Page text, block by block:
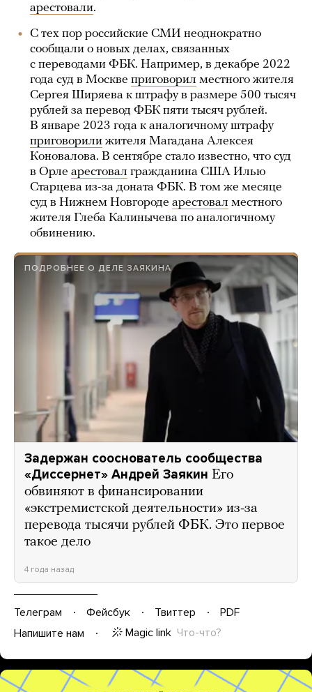
арестовали.
С тех пор российские СМИ неоднократно
сообщали о новых делах, связанных
с переводами ФБК. Например, в декабре 2022
года суд в Москве приговорил местного жителя
Сергея Ширяева к штрафу в размере 500 тысяч
рублей за перевод ФБК пяти тысяч рублей.
В январе 2023 года к аналогичному штрафу
приговорили жителя Магадана Алексея
Коновалова. В сентябре стало известно, что суд
в Орле арестовал гражданина США Илью
Старцева из-за доната ФБК. В том же месяце
суд в Нижнем Новгороде арестовал местного
жителя Глеба Калинычева по аналогичному
обвинению.
ПОДРОБНЕЕ О ДЕЛЕ ЗАЯКИНА
Задержан сооснователь сообщества
«Диссернет» Андрей Заякин Его
обвиняют в финансировании
«экстремистской деятельности» из-за
перевода тысячи рублей ФБК. Это первое
такое дело
4 года назад
Телеграм Фейсбук Твиттер
PDF
Напишите нам
Magic link Что-что?